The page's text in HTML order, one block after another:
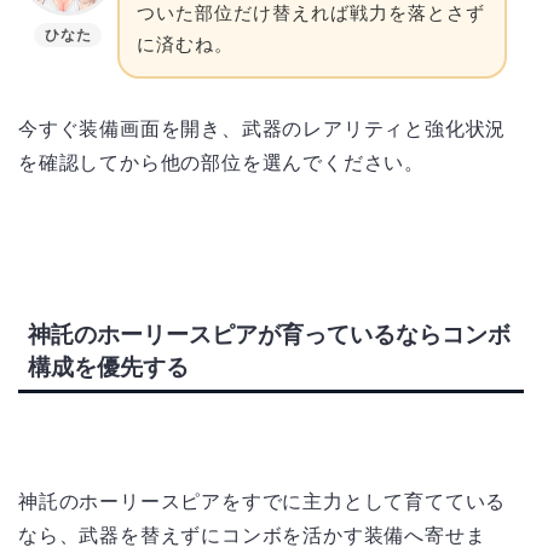
ひなた
ついた部位だけ替えれば戦力を落とさず
に済むね。
今すぐ装備画面を開き、武器のレアリティと強化状況
を確認してから他の部位を選んでください。
神託のホーリースピアが育っているならコンボ
構成を優先する
神託のホーリースピアをすでに主力として育てている
なら、武器を替えずにコンボを活かす装備へ寄せま